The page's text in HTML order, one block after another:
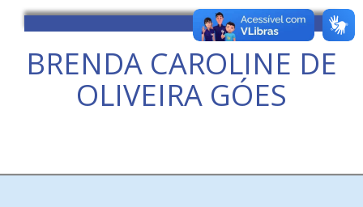
BRENDA CAROLINE DE
OLIVEIRA GÓES